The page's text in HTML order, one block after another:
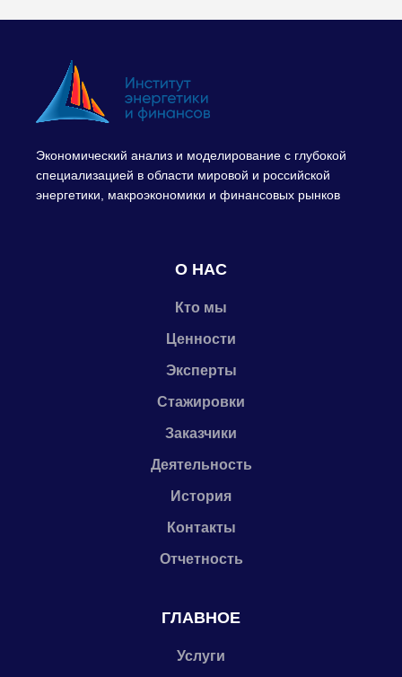
Экономический анализ и моделирование с глубокой
специализацией в области мировой и российской
энергетики, макроэкономики и финансовых рынков
О НАС
Кто мы
Ценности
Эксперты
Стажировки
Заказчики
Деятельность
История
Контакты
Отчетность
ГЛАВНОЕ
Услуги